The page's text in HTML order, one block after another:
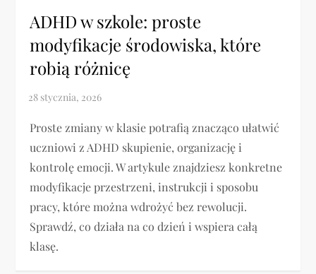
ADHD w szkole: proste
modyfikacje środowiska, które
robią różnicę
Proste zmiany w klasie potrafią znacząco ułatwić
uczniowi z ADHD skupienie, organizację i
kontrolę emocji. W artykule znajdziesz konkretne
modyfikacje przestrzeni, instrukcji i sposobu
pracy, które można wdrożyć bez rewolucji.
Sprawdź, co działa na co dzień i wspiera całą
klasę.